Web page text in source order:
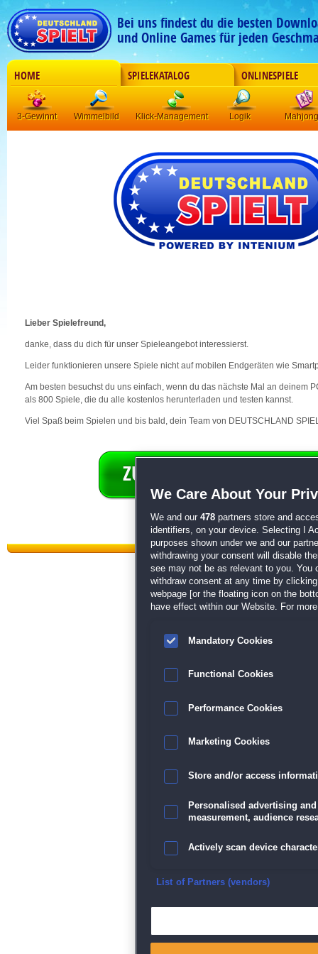
Bei uns findest du die besten
und Online Games für jeden
HOME SPIELEKATALOG ONLINESPIELE
3-Gewinnt Wimmelbild Klick-Management Logik Mahjong
Lieber Spielefreund,
danke, dass du dich für unser Spieleangebot interessierst.
Leider funktionieren unsere Spiele nicht auf mobilen Endgeräten wie
Am besten besuchst du uns einfach, wenn du das nächste Mal an deinem
als 800 Spiele, die du alle kostenlos herunterladen und testen kannst.
Viel Spaß beim Spielen und bis bald, dein Team von DEUTSCHLAND
Datenschutz| AGB|Impressum
We Care About Your
We and our 478 partners store and
identifiers, on your device. Selecting I
purposes shown under we and our
withdrawing your consent will disable
see may not be as relevant to you. You
withdraw consent at any time by
webpage [or the floating icon on the
have effect within our Website. For
Mandatory Cookies
Functional Cookies
Performance Cookies
Marketing Cookies
Store and/or access
Personalised advertising
measurement, audience
Actively scan device
Ensure security, prevent
List of Partners (vendors)